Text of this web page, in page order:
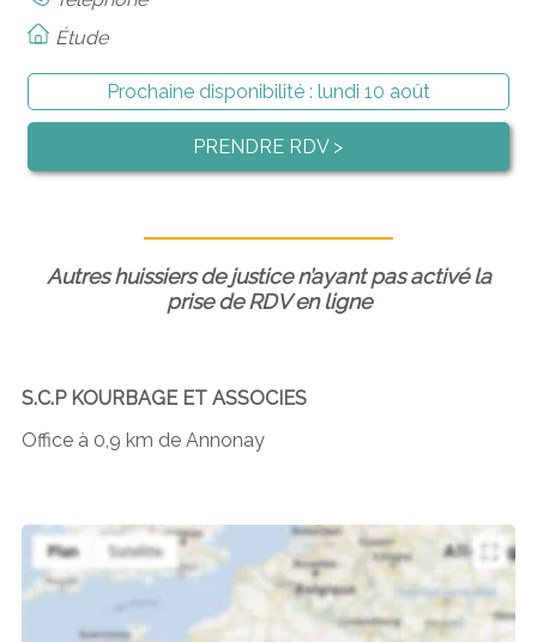
Étude
Prochaine disponibilité : lundi 10 août
PRENDRE RDV >
Autres huissiers de justice n’ayant pas activé la
prise de RDV en ligne
S.C.P KOURBAGE ET ASSOCIES
Office à 0,9 km de Annonay